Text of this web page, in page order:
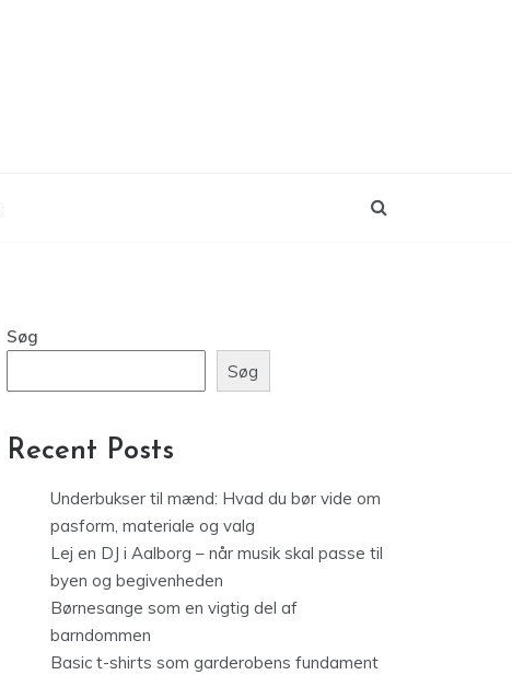
Søg
Søg
Recent Posts
Underbukser til mænd: Hvad du bør vide om
pasform, materiale og valg
Lej en DJ i Aalborg – når musik skal passe til
byen og begivenheden
Børnesange som en vigtig del af
barndommen
Basic t-shirts som garderobens fundament